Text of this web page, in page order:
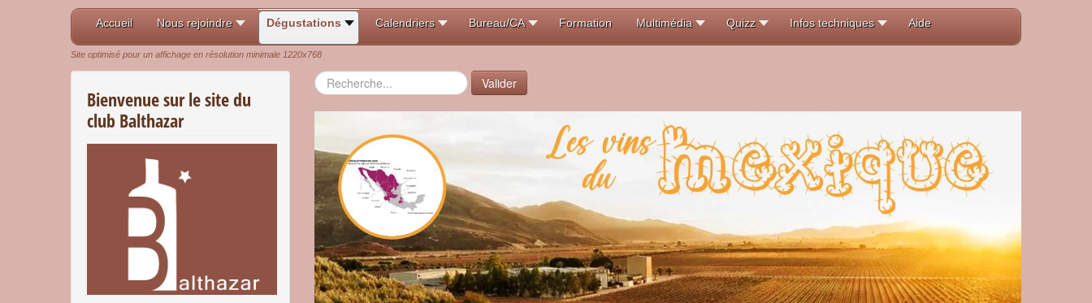
Accueil Nous rejoindre Dégustations Calendriers Bureau/CA Formation Multimédia Quizz Infos techniques Aide
Site optimisé pour un affichage en résolution minimale 1220x768
Bienvenue sur le site du
club Balthazar
Rechercher Valider